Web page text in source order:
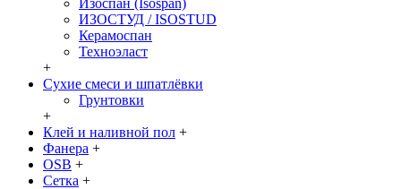
Изоспан (Isospan)
ИЗОСТУД / ISOSTUD
Керамоспан
Техноэласт
+
Сухие смеси и шпатлёвки
Грунтовки
+
Клей и наливной пол +
Фанера +
OSB +
Сетка +